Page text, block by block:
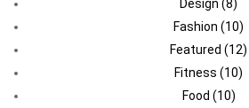
Design (8)
Fashion (10)
Featured (12)
Fitness (10)
Food (10)